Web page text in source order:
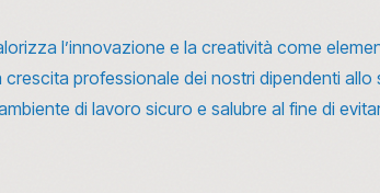
l’innovazione e la creatività come
crescita professionale dei nostri dipendenti
di lavoro sicuro e salubre al fine di